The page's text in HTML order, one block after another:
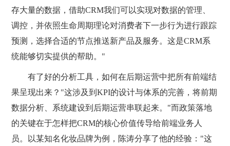
存大量的数据，借助CRM我们可以实现对数据的管理、
调控，并依照生命周期理论对消费者下一步行为进行跟踪
预测，选择合适的节点推送新产品及服务。这是CRM系
统能够切实提供的帮助。"
有了好的分析工具，如何在后期运营中把所有前端结
果呈现出来？"这涉及到KPI的设计与体系的完善，将前期
数据分析、系统建设到后期运营串联起来。"而政策落地
的关键在于怎样把CRM的核心价值传导给前端业务人
员。以某知名化妆品牌为例，陈涛分享了他的经验："这